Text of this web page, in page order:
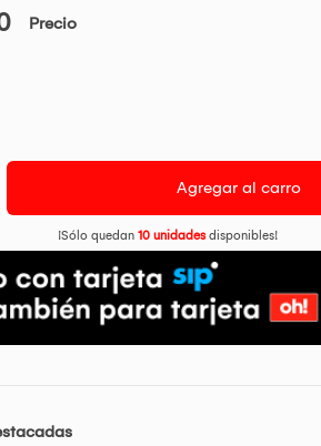
Precio
Agregar al carro
¡Sólo quedan 10 unidadesdisponibles!